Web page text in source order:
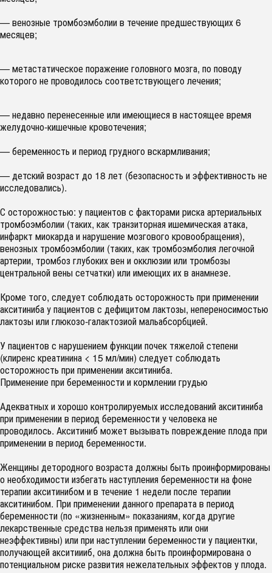
— венозные тромбоэмболии в течение предшествующих 6
месяцев;
— метастатическое поражение головного мозга, по поводу
которого не проводилось соответствующего лечения;
— недавно перенесенные или имеющиеся в настоящее время
желудочно-кишечные кровотечения;
— беременность и период грудного вскармливания;
— детский возраст до 18 лет (безопасность и эффективность не
исследовались).
С осторожностью: у пациентов с факторами риска артериальных
тромбоэмболии (таких, как транзиторная ишемическая атака,
инфаркт миокарда и нарушение мозгового кровообращения),
венозных тромбоэмболии (таких, как тромбоэмболия легочной
артерии, тромбоз глубоких вен и окклюзии или тромбозы
центральной вены сетчатки) или имеющих их в анамнезе.
Кроме того, следует соблюдать осторожность при применении
акситиниба у пациентов с дефицитом лактозы, непереносимостью
лактозы или глюкозо-галактозиой мальабсорбцией.
У пациентов с нарушением функции почек тяжелой степени
(клиренс креатинина < 15 мл/мин) следует соблюдать
осторожность при применении акситиниба.
Применение при беременности и кормлении грудью
Адекватных и хорошо контролируемых исследований акситиниба
при применении в период беременности у человека не
проводилось. Акситиниб может вызывать повреждение плода при
применении в период беременности.
Женщины детородного возраста должны быть проинформированы
о необходимости избегать наступления беременности на фоне
терапии акситинибом и в течение 1 недели после терапии
акситинибом. При применении данного препарата в период
беременности (по «жизненным» показаниям, когда другие
лекарственные средства нельзя применять или они
неэффективны) или при наступлении беременности у пациентки,
получающей акситиииб, она должна быть проинформирована о
потенциальном риске развития нежелательных эффектов у плода.